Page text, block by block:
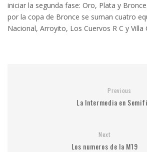
iniciar la segunda fase: Oro, Plata y
por la copa de Bronce se suman cuatro
Nacional, Arroyito, Los Cuervos R C y
Previous
La Intermedia en
Next
Los numeros de la M19